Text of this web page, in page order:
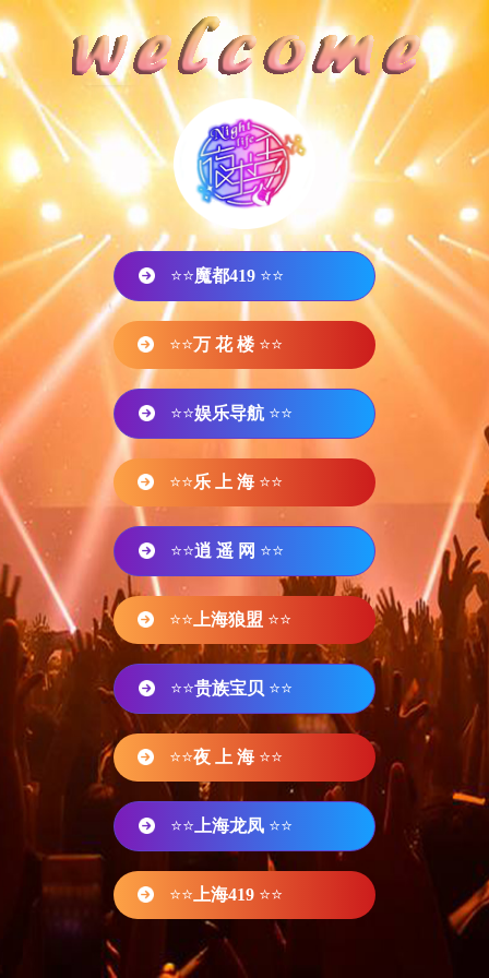
⭐⭐魔都419 ⭐⭐
⭐⭐万 花 楼 ⭐⭐
⭐⭐娱乐导航 ⭐⭐
⭐⭐乐 上 海 ⭐⭐
⭐⭐逍 遥 网 ⭐⭐
⭐⭐ 上海狼盟 ⭐⭐
⭐⭐贵族宝贝 ⭐⭐
⭐⭐夜 上 海 ⭐⭐
⭐⭐ 上海龙凤 ⭐⭐
⭐⭐ 上海419 ⭐⭐